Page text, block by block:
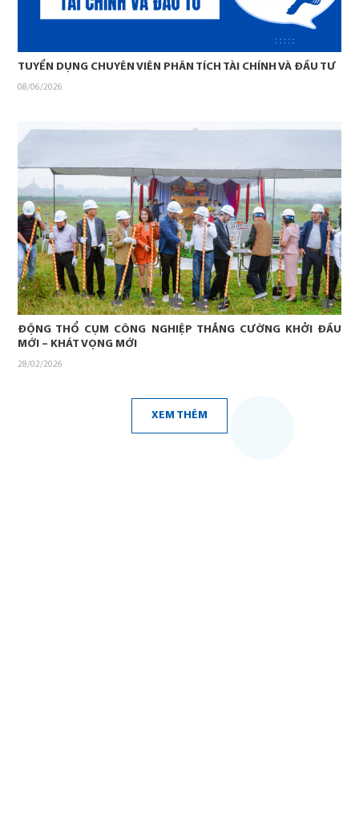
TUYỂN DỤNG CHUYÊN VIÊN PHÂN TÍCH TÀI CHÍNH VÀ ĐẦU TƯ
08/06/2026
ĐỘNG THỔ CỤM CÔNG NGHIỆP THẮNG CƯỜNG KHỞI ĐẦU
MỚI – KHÁT VỌNG MỚI
28/02/2026
XEM THÊM